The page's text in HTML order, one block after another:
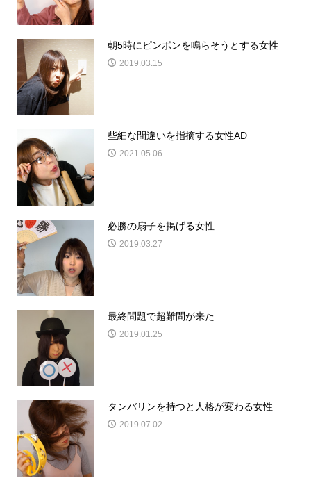
朝5時にピンポンを鳴らそうとする女性
2019.03.15
些細な間違いを指摘する女性AD
2021.05.06
必勝の扇子を掲げる女性
2019.03.27
最終問題で超難問が来た
2019.01.25
タンバリンを持つと人格が変わる女性
2019.07.02